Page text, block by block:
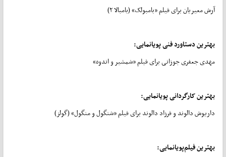
آرش معیریان برای فیلم «بامبولک» (بامبالا ۲)
بهترین دستاورد فنی پویانمایی:
مهدی جعفری جوزانی برای فیلم «شمشیر و اندوه»
بهترین کارگردانی پویانمایی:
داریوش دالوند و فرزاد دالوند برای فیلم «شنگول و منگول» (گولز)
بهترین فیلم‌پویانمایی: